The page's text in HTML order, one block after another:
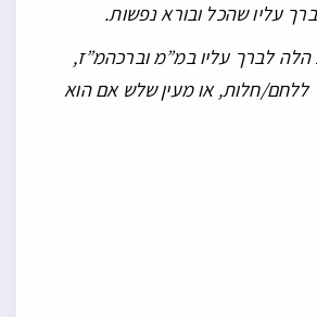
עליו שהכל ובורא נפשות.
הלה לברך עליו במ”מ וברכהמ”ז,
ללחם/חלות, או מעין שלש אם הוא